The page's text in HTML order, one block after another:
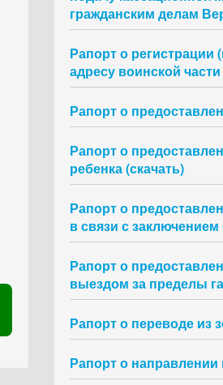
гражданским делам
Рапорт о регистрации
адресу воинской части
Рапорт о
Рапорт о
ребенка (скачать)
Рапорт о
в связи с заключением
Рапорт о
выездом за пределы
Рапорт о переводе из
Рапорт о направлении